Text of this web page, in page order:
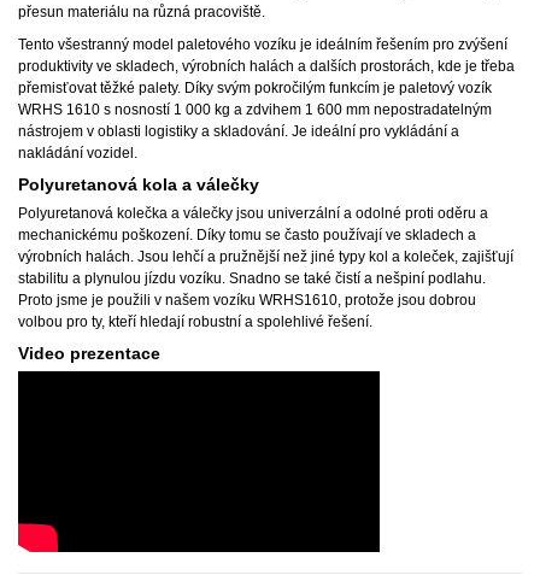
přesun materiálu na různá pracoviště.
Tento všestranný model paletového vozíku je ideálním řešením pro zvýšení
produktivity ve skladech, výrobních halách a dalších prostorách, kde je třeba
přemisťovat těžké palety. Díky svým pokročilým funkcím je paletový vozík
WRHS 1610 s nosností 1 000 kg a zdvihem 1 600 mm nepostradatelným
nástrojem v oblasti logistiky a skladování. Je ideální pro vykládání a
nakládání vozidel.
Polyuretanová kola a válečky
Polyuretanová kolečka a válečky jsou univerzální a odolné proti oděru a
mechanickému poškození. Díky tomu se často používají ve skladech a
výrobních halách. Jsou lehčí a pružnější než jiné typy kol a koleček, zajišťují
stabilitu a plynulou jízdu vozíku. Snadno se také čistí a nešpiní podlahu.
Proto jsme je použili v našem vozíku WRHS1610, protože jsou dobrou
volbou pro ty, kteří hledají robustní a spolehlivé řešení.
Video prezentace